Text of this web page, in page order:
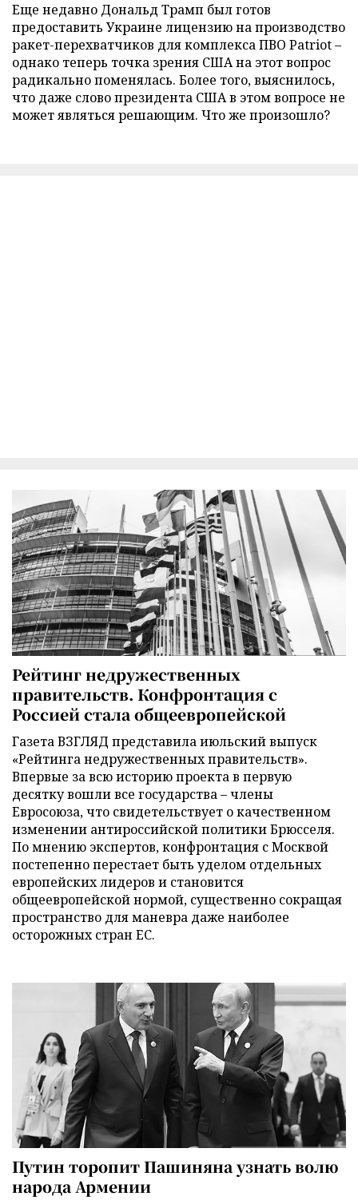
Еще недавно Дональд Трамп был готов
предоставить Украине лицензию на производство
ракет-перехватчиков для комплекса ПВО Patriot –
однако теперь точка зрения США на этот вопрос
радикально поменялась. Более того, выяснилось,
что даже слово президента США в этом вопросе не
может являться решающим. Что же произошло?
Рейтинг недружественных
правительств. Конфронтация с
Россией стала общеевропейской
Газета ВЗГЛЯД представила июльский выпуск
«Рейтинга недружественных правительств».
Впервые за всю историю проекта в первую
десятку вошли все государства – члены
Евросоюза, что свидетельствует о качественном
изменении антироссийской политики Брюсселя.
По мнению экспертов, конфронтация с Москвой
постепенно перестает быть уделом отдельных
европейских лидеров и становится
общеевропейской нормой, существенно сокращая
пространство для маневра даже наиболее
осторожных стран ЕС.
Путин торопит Пашиняна узнать волю
народа Армении